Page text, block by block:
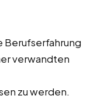
Berufserfahrung
verwandten
zu werden.